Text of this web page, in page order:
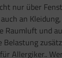
nur über
an
Raumluft und
Belastung
Allergiker..